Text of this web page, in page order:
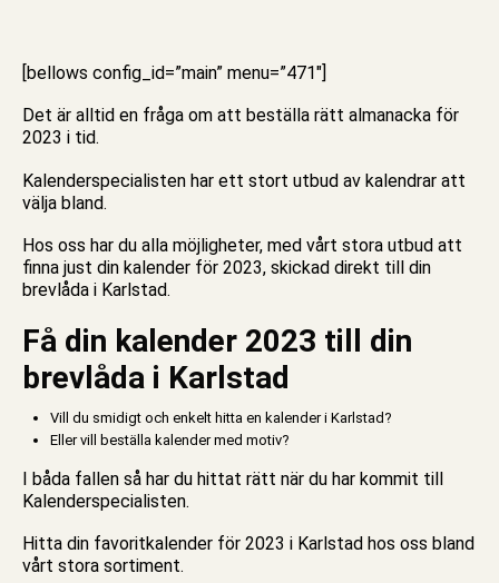
[bellows config_id=”main” menu=”471″]
Det är alltid en fråga om att beställa rätt almanacka för
2023 i tid.
Kalenderspecialisten har ett stort utbud av kalendrar att
välja bland.
Hos oss har du alla möjligheter, med vårt stora utbud att
finna just din kalender för 2023, skickad direkt till din
brevlåda i Karlstad.
Få din kalender 2023 till din
brevlåda i Karlstad
Vill du smidigt och enkelt hitta en kalender i Karlstad?
Eller vill beställa kalender med motiv?
I båda fallen så har du hittat rätt när du har kommit till
Kalenderspecialisten.
Hitta din favoritkalender för 2023 i Karlstad hos oss bland
vårt stora sortiment.